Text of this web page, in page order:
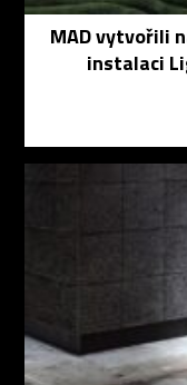
MAD vytvořili
instalaci